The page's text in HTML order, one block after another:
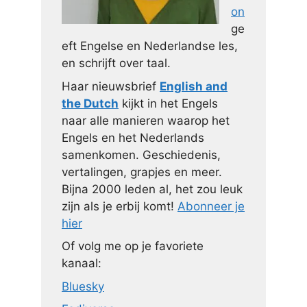
on
ge
eft Engelse en Nederlandse les,
en schrijft over taal.
Haar nieuwsbrief English and
the Dutch kijkt in het Engels
naar alle manieren waarop het
Engels en het Nederlands
samenkomen. Geschiedenis,
vertalingen, grapjes en meer.
Bijna 2000 leden al, het zou leuk
zijn als je erbij komt! Abonneer je
hier
Of volg me op je favoriete
kanaal:
Bluesky